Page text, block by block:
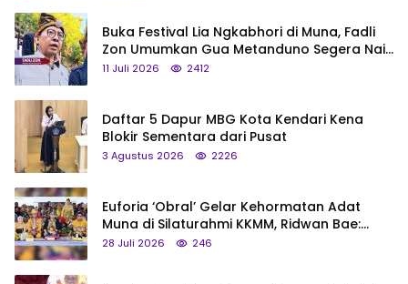
Buka Festival Lia Ngkabhori di Muna, Fadli
Zon Umumkan Gua Metanduno Segera Naik
Status Jadi Cagar Budaya Nasional
11 Juli 2026 2412
Daftar 5 Dapur MBG Kota Kendari Kena
Blokir Sementara dari Pusat
3 Agustus 2026 2226
Euforia ‘Obral’ Gelar Kehormatan Adat
Muna di Silaturahmi KKMM, Ridwan Bae:
Saya Bukan Tipe Begitu, Belum Pantas!
28 Juli 2026 246